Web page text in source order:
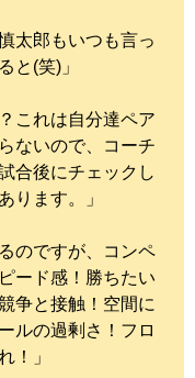
太郎もいつも言っ
と(笑)」
これは自分達ペア
ないので、コーチ
合後にチェックし
ります。」
のですが、コンペ
ード感！勝ちたい
争と接触！空間に
ルの過剰さ！フロ
！」